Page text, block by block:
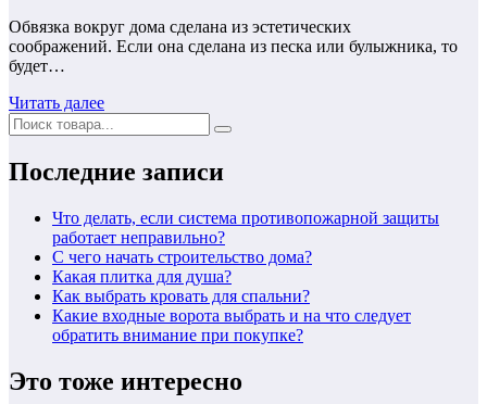
Обвязка вокруг дома сделана из эстетических
соображений. Если она сделана из песка или булыжника, то
будет…
Читать далее
Последние записи
Что делать, если система противопожарной защиты
работает неправильно?
С чего начать строительство дома?
Какая плитка для душа?
Как выбрать кровать для спальни?
Какие входные ворота выбрать и на что следует
обратить внимание при покупке?
Это тоже интересно